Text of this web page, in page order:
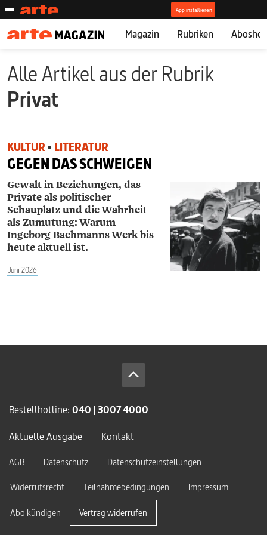
Magazin Rubriken
Alle Artikel aus der Rubrik
Privat
KULTUR • LITERATUR
GEGEN DAS SCHWEIGEN
Gewalt in Beziehungen, das
Private als politischer
Schauplatz und die Wahrheit
als Zumutung: Warum
Ingeborg Bachmanns Werk bis
heute aktuell ist.
Juni 2026
Bestellhotline: 040 | 3007 4000
Aktuelle Ausgabe
Kontakt
AGB Datenschutz
Datenschutzeinstellungen
Widerrufsrecht
Teilnahmebedingungen Impressum
Abo kündigen Vertrag widerrufen